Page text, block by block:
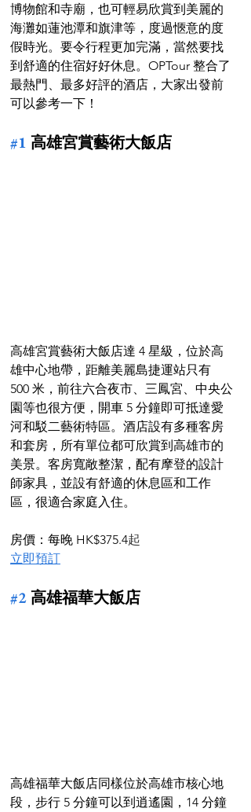
博物館和寺廟，也可輕易欣賞到美麗的
海灘如蓮池潭和旗津等，度過愜意的度
假時光。要令行程更加完滿，當然要找
到舒適的住宿好好休息。OPTour 整合了
最熱門、最多好評的酒店，大家出發前
可以參考一下！
#1 高雄宮賞藝術大飯店
高雄宮賞藝術大飯店達 4 星級，位於高
雄中心地帶，距離美麗島捷運站只有
500 米，前往六合夜市、三鳳宮、中央公
園等也很方便，開車 5 分鐘即可抵達愛
河和駁二藝術特區。酒店設有多種客房
和套房，所有單位都可欣賞到高雄市的
美景。客房寬敞整潔，配有摩登的設計
師家具，並設有舒適的休息區和工作
區，很適合家庭入住。
房價：每晚 HK$375.4起
立即預訂
#2 高雄福華大飯店
高雄福華大飯店同樣位於高雄市核心地
段，步行 5 分鐘可以到逍遙園，14 分鐘